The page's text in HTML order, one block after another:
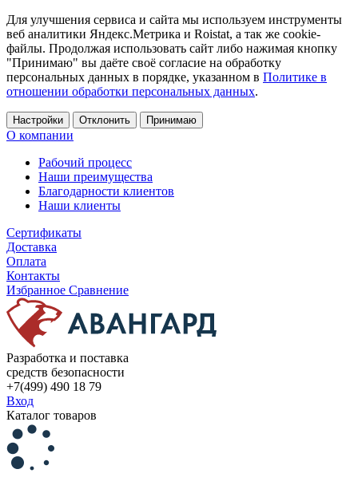
Для улучшения сервиса и сайта мы используем инструменты
веб аналитики Яндекс.Метрика и Roistat, а так же cookie-
файлы. Продолжая использовать сайт либо нажимая кнопку
"Принимаю" вы даёте своё согласие на обработку
персональных данных в порядке, указанном в Политике в
отношении обработки персональных данных.
Настройки Отклонить Принимаю
О компании
Рабочий процесс
Наши преимущества
Благодарности клиентов
Наши клиенты
Сертификаты
Доставка
Оплата
Контакты
Избранное Сравнение
Разработка и поставка
средств безопасности
+7(499) 490 18 79
Вход
Каталог товаров